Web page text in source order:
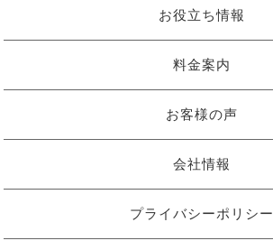
お役立ち情報
料金案内
お客様の声
会社情報
プライバシーポリシー